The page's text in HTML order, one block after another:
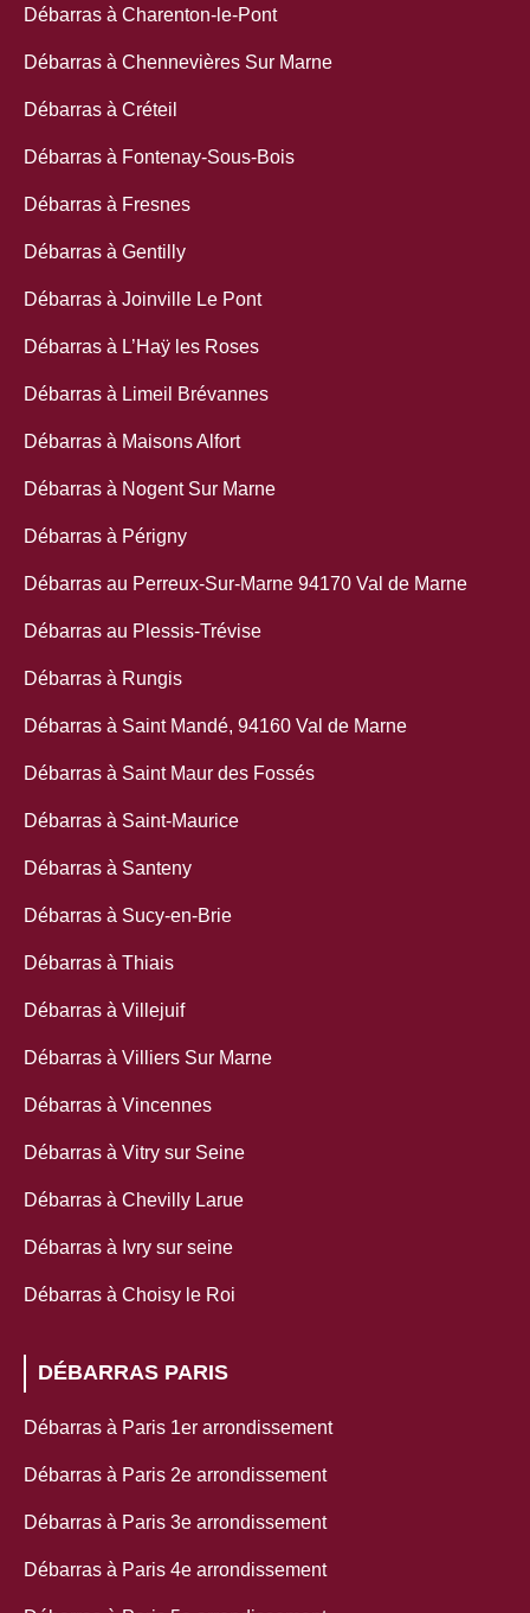
Débarras à Charenton-le-Pont
Débarras à Chennevières Sur Marne
Débarras à Créteil
Débarras à Fontenay-Sous-Bois
Débarras à Fresnes
Débarras à Gentilly
Débarras à Joinville Le Pont
Débarras à L’Haÿ les Roses
Débarras à Limeil Brévannes
Débarras à Maisons Alfort
Débarras à Nogent Sur Marne
Débarras à Périgny
Débarras au Perreux-Sur-Marne 94170 Val de Marne
Débarras au Plessis-Trévise
Débarras à Rungis
Débarras à Saint Mandé, 94160 Val de Marne
Débarras à Saint Maur des Fossés
Débarras à Saint-Maurice
Débarras à Santeny
Débarras à Sucy-en-Brie
Débarras à Thiais
Débarras à Villejuif
Débarras à Villiers Sur Marne
Débarras à Vincennes
Débarras à Vitry sur Seine
Débarras à Chevilly Larue
Débarras à Ivry sur seine
Débarras à Choisy le Roi
DÉBARRAS PARIS
Débarras à Paris 1er arrondissement
Débarras à Paris 2e arrondissement
Débarras à Paris 3e arrondissement
Débarras à Paris 4e arrondissement